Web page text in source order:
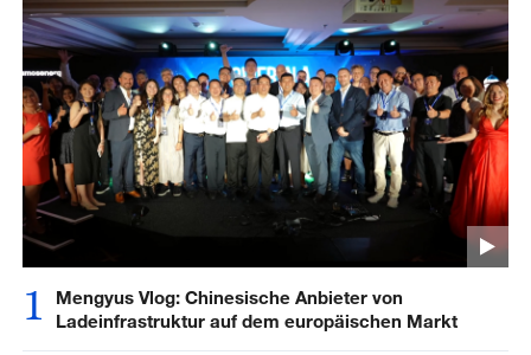
1
Mengyus Vlog: Chinesische Anbieter von
Ladeinfrastruktur auf dem europäischen Markt